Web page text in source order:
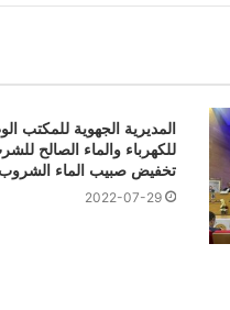
المديرية الجهوية للمكتب
للكهرباء والماء الصالح
تخفيض صبيب الماء
2022-07-29